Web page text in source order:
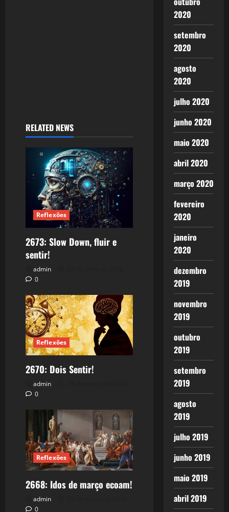
RELATED NEWS
Reflexões
2673: Slow Down, fluir e
sentir!
admin
0
Reflexões
2670: Dois Sentir!
admin
0
Reflexões
2668: Idos de março ecoam!
admin
0
2020
setembro
2020
agosto
2020
julho 2020
junho 2020
maio 2020
abril 2020
março 2020
fevereiro
2020
janeiro
2020
dezembro
2019
novembro
2019
outubro
2019
setembro
2019
agosto
2019
julho 2019
junho 2019
maio 2019
abril 2019